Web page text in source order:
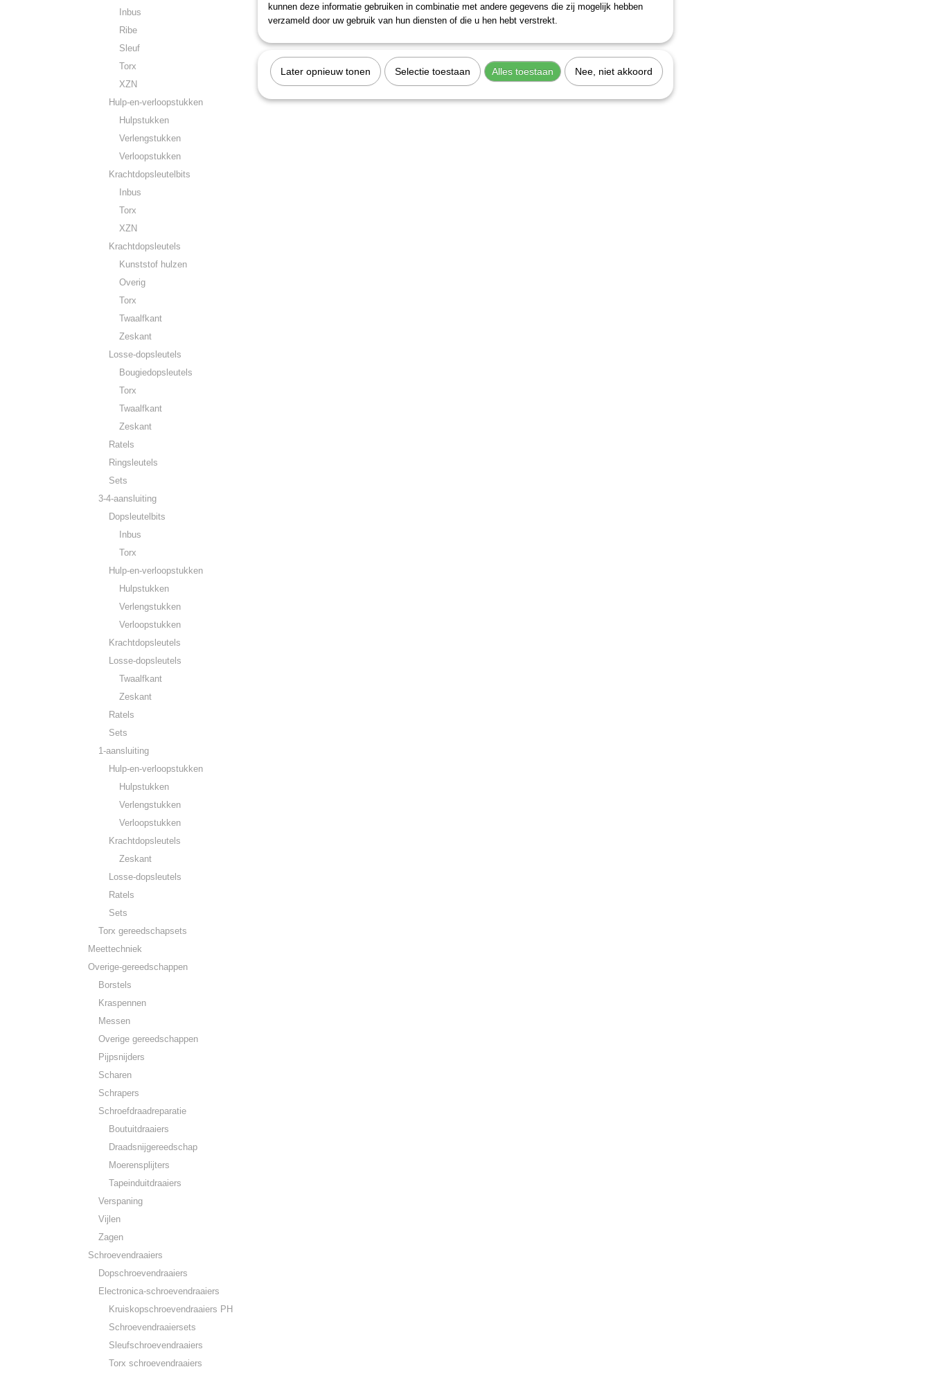
Inbus
Ribe
Sleuf
Torx
XZN
Hulp-en-verloopstukken
Hulpstukken
Verlengstukken
Verloopstukken
Krachtdopsleutelbits
Inbus
Torx
XZN
Krachtdopsleutels
Kunststof hulzen
Overig
Torx
Twaalfkant
Zeskant
Losse-dopsleutels
Bougiedopsleutels
Torx
Twaalfkant
Zeskant
Ratels
Ringsleutels
Sets
3-4-aansluiting
Dopsleutelbits
Inbus
Torx
Hulp-en-verloopstukken
Hulpstukken
Verlengstukken
Verloopstukken
Krachtdopsleutels
Losse-dopsleutels
Twaalfkant
Zeskant
Ratels
Sets
1-aansluiting
Hulp-en-verloopstukken
Hulpstukken
Verlengstukken
Verloopstukken
Krachtdopsleutels
Zeskant
Losse-dopsleutels
Ratels
Sets
Torx gereedschapsets
Meettechniek
Overige-gereedschappen
Borstels
Kraspennen
Messen
Overige gereedschappen
Pijpsnijders
Scharen
Schrapers
Schroefdraadreparatie
Boutuitdraaiers
Draadsnijgereedschap
Moerensplijters
Tapeinduitdraaiers
Verspaning
Vijlen
Zagen
Schroevendraaiers
Dopschroevendraaiers
Electronica-schroevendraaiers
Kruiskopschroevendraaiers PH
Schroevendraaiersets
Sleufschroevendraaiers
Torx schroevendraaiers
kunnen deze informatie gebruiken in combinatie met andere gegevens die zij mogelijk hebben
verzameld door uw gebruik van hun diensten of die u hen hebt verstrekt.
Later opnieuw tonen Selectie toestaan Alles toestaan Nee, niet akkoord